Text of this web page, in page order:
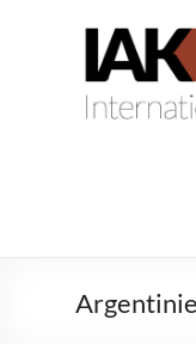
IAK.
Internationaler
Arbeitskreis
e.V.